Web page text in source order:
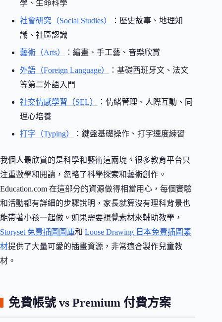
學、生命科學
社會研究（Social Studies）
：歷史故事、地理知
識、社區認識
藝術（Arts） ：繪畫、手工藝、音樂欣賞
外語（Foreign Language）
：基礎西班牙文、法文
等第二外語入門
社交情感學習（SEL）
：情緒管理、人際互動、同
理心培養
打字（Typing） ：鍵盤基礎操作、打字速度練習
我個人最欣賞的是科學和藝術這兩塊。很多教育平台只
注重數學和閱讀，忽略了科學探索和藝術創作。
Education.com 在這部分的資源做得相當用心，每個實驗
和活動都有詳細的步驟說明，家長就算沒有理科背景也
能帶著小孩一起做。如果需要視覺素材來輔助教學，
Storyset 免費插圖圖庫和 Loose Drawing 日本免費插圖素
材提供了大量可愛的插畫資源，非常適合製作兒童教
材。
免費帳號 vs Premium 付費方案